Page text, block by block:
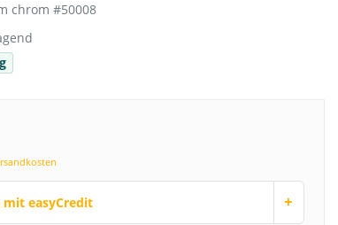
chrom #50008
mit easyCredit +